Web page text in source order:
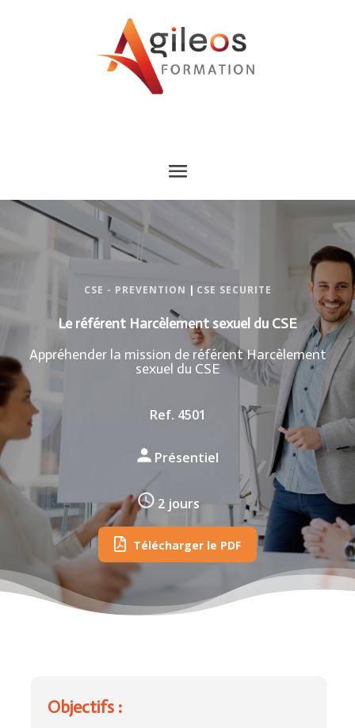
CSE - PREVENTION | CSE SECURITE
Le référent Harcèlement sexuel du CSE
Appréhender la mission de référent Harcèlement
sexuel du CSE
Ref. 4501
Présentiel
2 jours
Télécharger le PDF
Objectifs :